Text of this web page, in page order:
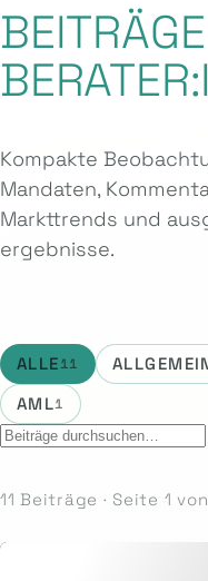
Kompakte
Mandaten,
Markttrends und
ergebnisse.
ALLE11
AML1
11 Beiträge · Seite 1